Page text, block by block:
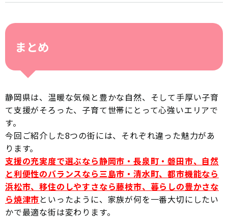
まとめ
静岡県は、温暖な気候と豊かな自然、そして手厚い子育
て支援がそろった、子育て世帯にとって心強いエリアで
す。
今回ご紹介した8つの街には、それぞれ違った魅力があ
ります。
支援の充実度で選ぶなら静岡市・長泉町・磐田市、自然
と利便性のバランスなら三島市・清水町、都市機能なら
浜松市、移住のしやすさなら藤枝市、暮らしの豊かさな
ら焼津市といったように、家族が何を一番大切にしたい
かで最適な街は変わります。